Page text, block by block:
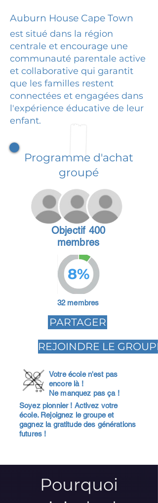
Auburn House Cape Town
est situé dans la région
centrale et encourage une
communauté parentale active
et collaborative qui garantit
que les familles restent
connectées et engagées dans
l'expérience éducative de leur
enfant.
Programme d'achat
groupé
Objectif 400
membres
8%
32 membres
PARTAGER
REJOINDRE LE GROUPE
Votre école n'est pas
encore là !
Ne manquez pas ça !
Soyez pionnier ! Activez votre
école. Rejoignez le groupe et
gagnez la gratitude des générations
futures !
Pourquoi